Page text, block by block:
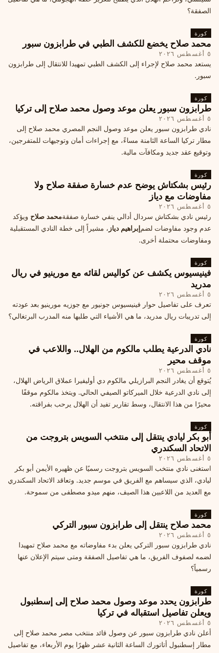
الصفقة؟
كورة
محمد صلاح يخضع للكشف الطبي في طرابزون سبور
٥ أغسطس ٢٠٢٦
يستعد محمد صلاح لإجراء إلى الكشف الطبي تمهيدا للانتقال إلى طرابزون
سبور.
كورة
طرابزون سبور يعلن موعد وصول محمد صلاح إلى تركيا
٥ أغسطس ٢٠٢٦
نادي طرابزون سبور يعلن موعد وصول النجم المصري محمد صلاح إلى
مطار تركيا الساعة الثامنة مساءً، مع إجراءات أمان وتوجيهات للمتفرجين،
وتوقيع عقد جديد ومكافآت مالية.
كورة
رئيس بشكتاش يوضح عدم خسارة صفقة صلاح ولا
مفاوضات مع دياز
٥ أغسطس ٢٠٢٦
رئيس نادي بشكتاش سردال أدالي ينفي خسارة صفقةمحمد صلاح ويؤكد
عدم وجود مفاوضات لضمإبراهيم دياز ، مشيراً إلى خطة النادي المستقبلية
ومفاوضات محتملة أخرى.
كورة
فينيسيوس يكشف عن كواليس لقائه مع مورينيو في ريال
مدريد
٥ أغسطس ٢٠٢٦
تعرف على تفاصيل حوار فينيسيوس جونيور مع جوزيه مورينيو بعد عودته
إلى تدريبات ريال مدريد، ما هي الأشياء التي طلبها منه المدرب البرتغالي؟
كورة
نادي الدرعية يطلب مالكوم من الهلال.. واللاعب في
موقف محير
٥ أغسطس ٢٠٢٦
يُتوقع أن يغادر النجم البرازيلي مالكوم دي أوليفيرا عملاق الرياض الهلال،
إلى نادي الدرعية خلال الميركاتو الصيفي الحالي. ويتخذ مالكوم موقفًا
محيرًا من هذا الانتقال، وسط تقارير تفيد أن الهلال يرحب بفراقته.
كورة
أبو بكر ليادي ينتقل إلى منتخب السويس بتروجت من
الاتحاد السكندري
٥ أغسطس ٢٠٢٦
استغنى نادي منتخب السويس بتروجت رسميًا عن ظهيره الأيمن أبو بكر
ليادي، الذي سيساهم مع الفريق في موسم جديد. وتعاقد الاتحاد السكندري
مع العديد من اللاعبين هذا الصيف، منهم ميدو مصطفى من سموحة.
كورة
محمد صلاح ينتقل إلى طرابزون سبور التركي
٥ أغسطس ٢٠٢٦
نادي طرابزون سبور التركي يعلن بدء مفاوضاته مع محمد صلاح تمهيدا
لضمه لصفوف الفريق، ما هي تفاصيل الصفقة ومتى سيتم الإعلان عنها
رسمياً؟
كورة
طرابزون يحدد موعد وصول محمد صلاح إلى إسطنبول
ويعلن تفاصيل استقباله في تركيا
٥ أغسطس ٢٠٢٦
أعلن نادي طرابزون سبور عن وصول قائد منتخب مصر محمد صلاح إلى
مطار إسطنبول أتاتورك الساعة الثانية عشر ظهرًا يوم الأربعاء، مع تفاصيل